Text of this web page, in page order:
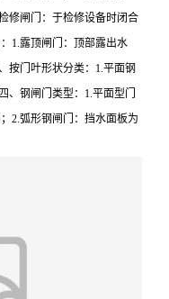
修闸门：于检修设备时闭合
1.露顶闸门：顶部露出水
按门叶形状分类：1.平面钢
、钢闸门类型：1.平面型门
2.弧形钢闸门：挡水面板为